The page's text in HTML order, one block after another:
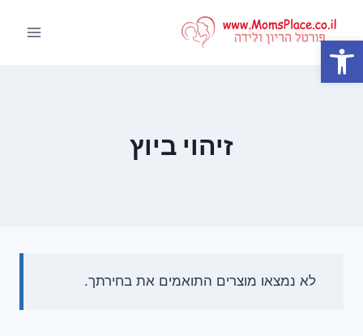
פתח סרגל נגישות
content
זיהוי ביוץ
לא נמצאו מוצרים התואמים את בחירתך.